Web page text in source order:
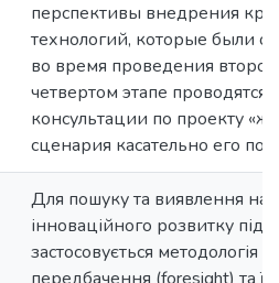
перспективы внедрения
технологий, которые были
во время проведения
четвертом этапе проводятся
консультации по проекту
сценария касательно его
Для пошуку та виявлення
інноваційного розвитку
застосовується методологія